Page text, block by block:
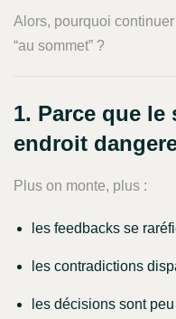
Alors, pourquoi
“au sommet” ?
1. Parce que le
endroit
Plus on monte, plus :
les feedbacks se
les contradictions
les décisions sont